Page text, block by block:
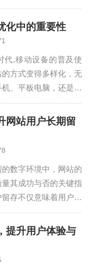
型，包括点击热图、
热图，随后详细阐述
化中的重要性
代,移动设备的普及使
方式变得多样化，无
、平板电脑，还是传
户都期望能够获得流
验，为了满足这一需
网站用户长期留
数字环境中，网站的
其成功与否的关键指
存不仅意味着用户对
还能带来更高的转化
许多网站面临用户流
提升用户体验与